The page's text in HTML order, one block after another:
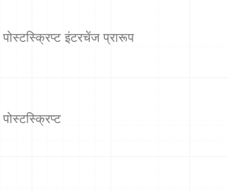
इंटरचेंज प्रारूप